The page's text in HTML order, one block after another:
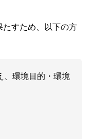
たすため、以下の方
、環境目的・環境